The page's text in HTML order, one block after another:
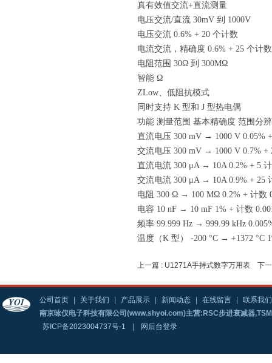
真有效值交流+直流测量
电压交流/直流 30mV 到 1000V
电压交流 0.6% + 20 个计数
电流交流，精确度 0.6% + 25 个计数
电阻范围 30Ω 到 300MΩ
智能 Ω
ZLow、低阻抗模式
同时支持 K 型和 J 型热电偶
功能 测量范围 基本精确度 范围分
直流电压 300 mV → 1000 V 0.05%
交流电压 300 mV → 1000 V 0.7%
直流电流 300 μA → 10A 0.2% + 5
交流电流 300 μA → 10A 0.9% + 25
电阻 300 Ω → 100 MΩ 0.2% + 计
电容 10 nF → 10 mF 1% + 计数
频率 99.999 Hz → 999.99 kHz
温度（K 型） -200 °C → +1372 °C
上一篇 : U1271A手持式数字万用表 下
公司首页 关于我们 产品展示 新闻动态 在线留言
联系我们
南京咏仪电子科技有限公司(www.shyoi.com)主营:RSC步进衰减器
苏ICP备2023004737号-1
网后台登录